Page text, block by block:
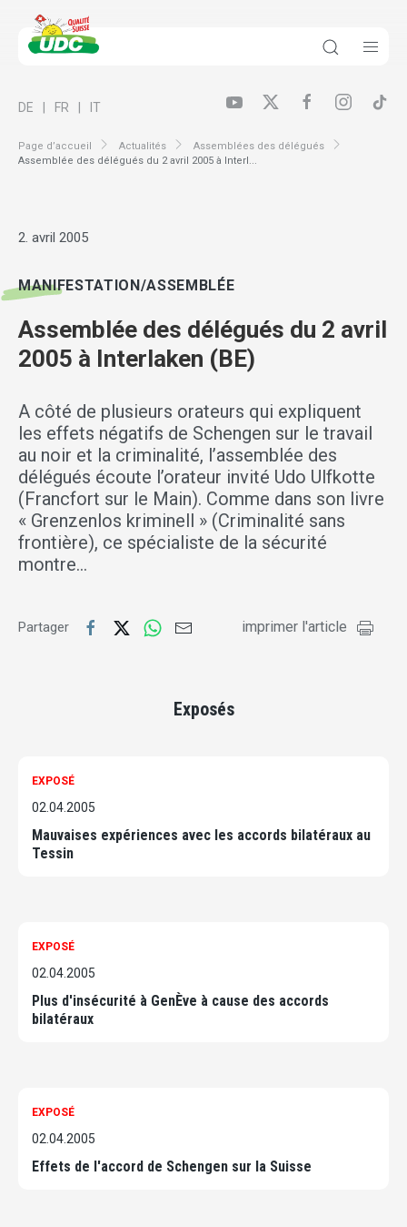
Page d’accueil Actualités
Assemblées des délégués
Assemblée des délégués du 2 avril 2005 à Interl...
DE FR IT
2. avril 2005
MANIFESTATION/ASSEMBLÉE
Assemblée des délégués du 2 avril
2005 à Interlaken (BE)
A côté de plusieurs orateurs qui expliquent
les effets négatifs de Schengen sur le travail
au noir et la criminalité, l’assemblée des
délégués écoute l’orateur invité Udo Ulfkotte
(Francfort sur le Main). Comme dans son livre
« Grenzenlos kriminell » (Criminalité sans
frontière), ce spécialiste de la sécurité
montre…
Partager imprimer l'article
Exposés
EXPOSÉ
02.04.2005
Mauvaises expériences avec les accords bilatéraux au
Tessin
EXPOSÉ
02.04.2005
Plus d'insécurité à GenÈve à cause des accords
bilatéraux
EXPOSÉ
02.04.2005
Effets de l'accord de Schengen sur la Suisse